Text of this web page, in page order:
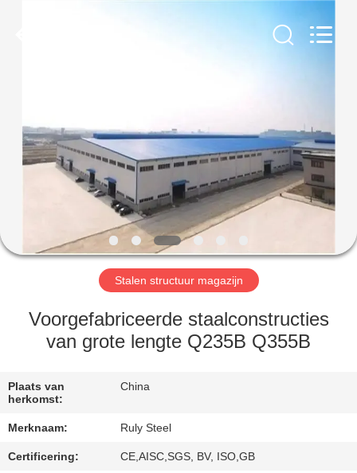
PRODUCTEN
VIDEOS
VR-
SHOW
ONGEVEER
ONS
FABRIEKSREIS
KWALITEITSCONTROLE
Stalen structuur magazijn
Voorgefabriceerde staalconstructies
van grote lengte Q235B Q355B
Plaats van
herkomst:
China
Merknaam: Ruly Steel
Certificering: CE,AISC,SGS, BV, ISO,GB